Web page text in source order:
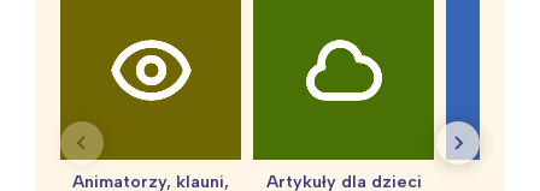
Animatorzy, klauni,
Artykuły dla dzieci